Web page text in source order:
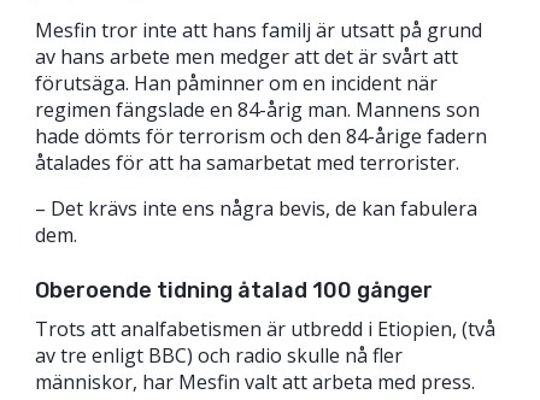
Mesfin tror inte att hans familj är utsatt på grund
av hans arbete men medger att det är svårt att
förutsäga. Han påminner om en incident när
regimen fängslade en 84-årig man. Mannens son
hade dömts för terrorism och den 84-årige fadern
åtalades för att ha samarbetat med terrorister.
– Det krävs inte ens några bevis, de kan fabulera
dem.
Oberoende tidning åtalad 100 gånger
Trots att analfabetismen är utbredd i Etiopien, (två
av tre enligt BBC) och radio skulle nå fler
människor, har Mesfin valt att arbeta med press.